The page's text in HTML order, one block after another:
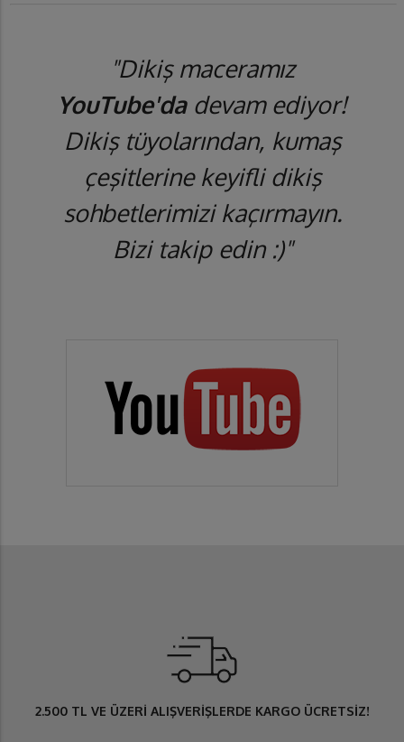
"Dikiş maceramız
YouTube'dadevam ediyor!
Dikiş tüyolarından, kumaş
çeşitlerine keyifli dikiş
sohbetlerimizi kaçırmayın.
Bizi takip edin :)"
2.500 TL VE ÜZERİ ALIŞVERİŞLERDE KARGO ÜCRETSİZ!